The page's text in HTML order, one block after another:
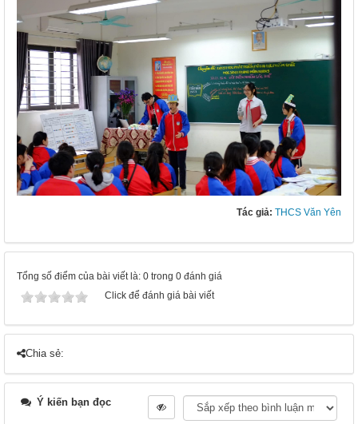
Tác giả: THCS Văn Yên
Tổng số điểm của bài viết là: 0 trong 0 đánh giá
Click để đánh giá bài viết
Chia sẻ:
Ý kiến bạn đọc